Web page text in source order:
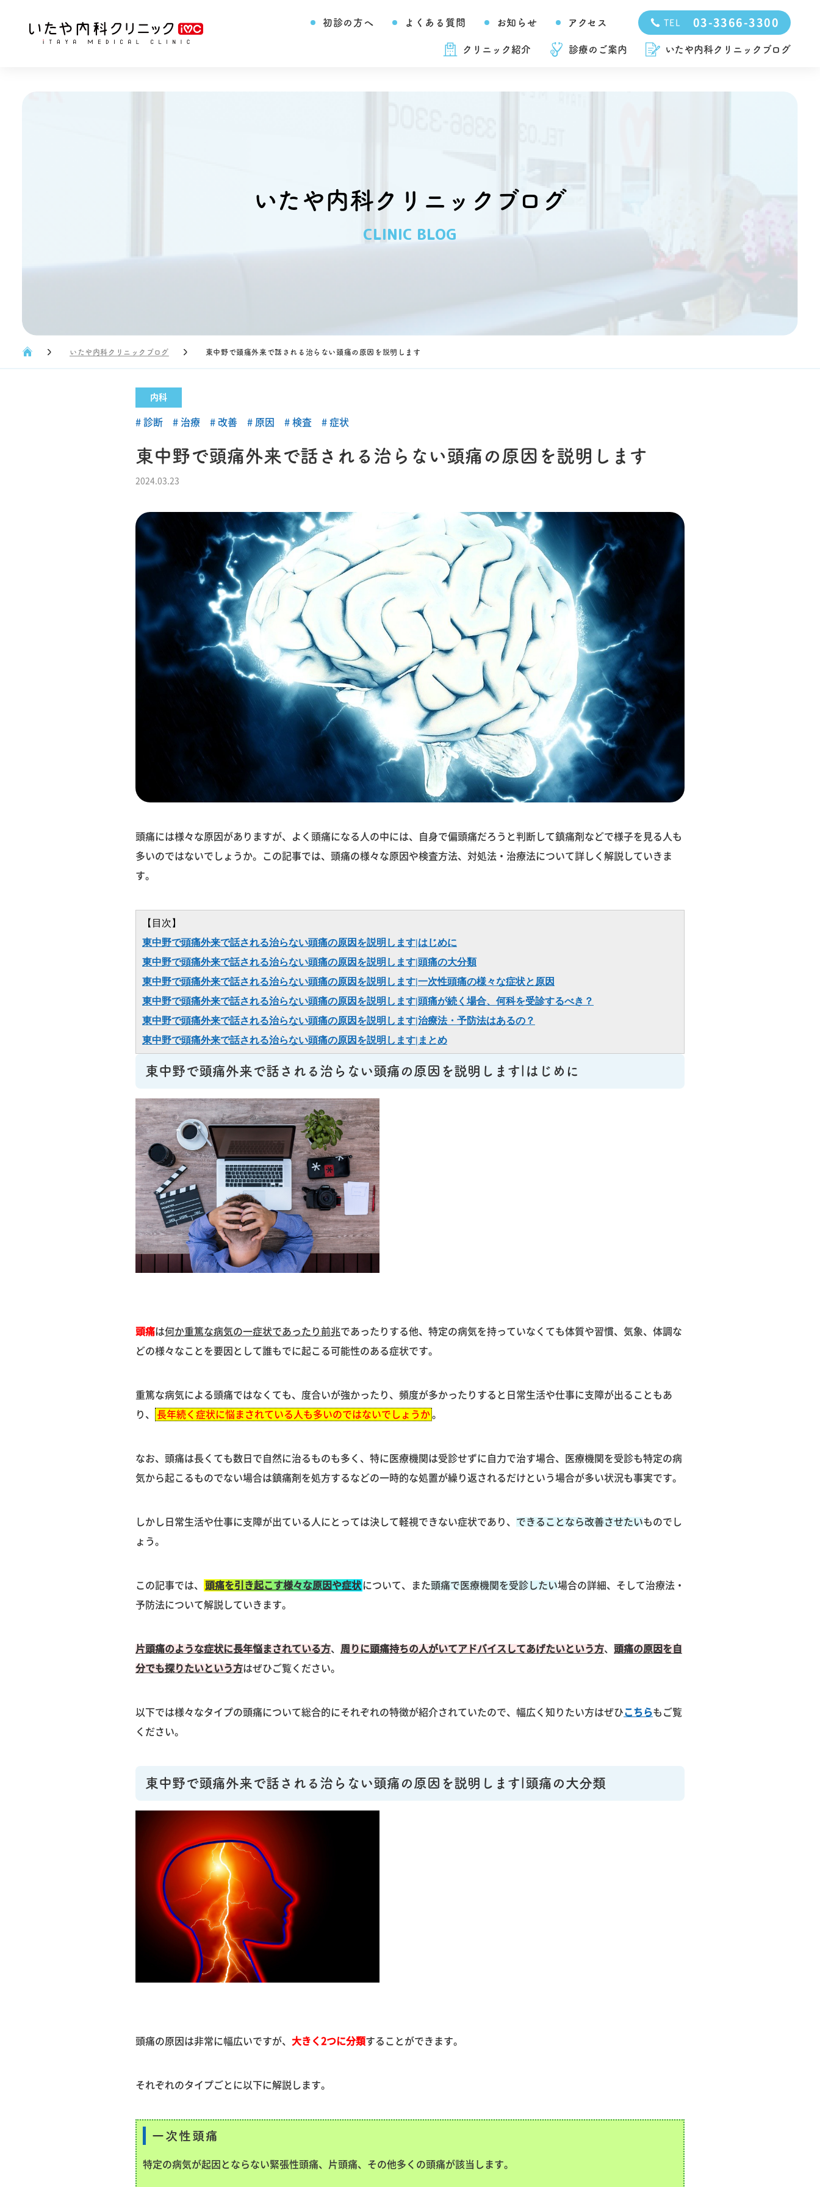
初診の方へ よくある質問 お知らせ アクセス TEL 03-3366-3300
クリニック紹介 診療のご案内 いたや内科クリニックブログ
いたや内科クリニックブログ
CLINIC BLOG
いたや内科クリニックブログ 東中野で頭痛外来で話される治らない頭痛の原因を説明します
内科
診断 治療 改善 原因 検査 症状
東中野で頭痛外来で話される治らない頭痛の原因を説明します
2024.03.23
頭痛には様々な原因がありますが、よく頭痛になる人の中には、自身で偏頭痛だろうと判断して鎮痛剤などで様子を見る人も
多いのではないでしょうか。この記事では、頭痛の様々な原因や検査方法、対処法・治療法について詳しく解説していきま
す。
【目次】
東中野で頭痛外来で話される治らない頭痛の原因を説明します|はじめに
東中野で頭痛外来で話される治らない頭痛の原因を説明します|頭痛の大分類
東中野で頭痛外来で話される治らない頭痛の原因を説明します|一次性頭痛の様々な症状と原因
東中野で頭痛外来で話される治らない頭痛の原因を説明します|頭痛が続く場合、何科を受診するべき？
東中野で頭痛外来で話される治らない頭痛の原因を説明します|治療法・予防法はあるの？
東中野で頭痛外来で話される治らない頭痛の原因を説明します|まとめ
東中野で頭痛外来で話される治らない頭痛の原因を説明します|はじめに
頭痛は何か重篤な病気の一症状であったり前兆であったりする他、特定の病気を持っていなくても体質や習慣、気象、体調な
どの様々なことを要因として誰もでに起こる可能性のある症状です。
重篤な病気による頭痛ではなくても、度合いが強かったり、頻度が多かったりすると日常生活や仕事に支障が出ることもあ
り、
長年続く症状に悩まされている人も多いのではないでしょうか。
なお、頭痛は長くても数日で自然に治るものも多く、特に医療機関は受診せずに自力で治す場合、医療機関を受診も特定の病
気から起こるものでない場合は鎮痛剤を処方するなどの一時的な処置が繰り返されるだけという場合が多い状況も事実です。
しかし日常生活や仕事に支障が出ている人にとっては決して軽視できない症状であり、 できることなら改善させたいものでし
ょう。
この記事では、 頭痛を引き起こす様々な原因や症状 について、また頭痛で医療機関を受診したい場合の詳細、そして治療法・
予防法について解説していきます。
片頭痛のような症状に長年悩まされている方、 周りに頭痛持ちの人がいてアドバイスしてあげたいという方、 頭痛の原因を自
分でも探りたいという方はぜひご覧ください。
以下では様々なタイプの頭痛について総合的にそれぞれの特徴が紹介されていたので、幅広く知りたい方はぜひこちらもご覧
ください。
東中野で頭痛外来で話される治らない頭痛の原因を説明します|頭痛の大分類
頭痛の原因は非常に幅広いですが、 大きく2つに分類することができます。
それぞれのタイプごとに以下に解説します。
一次性頭痛
特定の病気が起因とならない緊張性頭痛、片頭痛、その他多くの頭痛が該当します。